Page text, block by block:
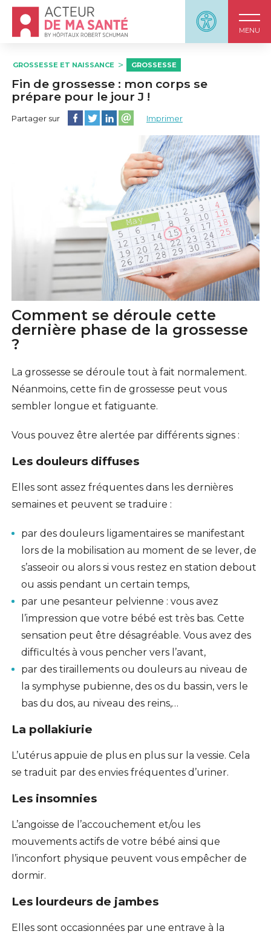
Panneau
MENU
Accueil - Acteur de ma santé, by HôpitauxRobert
GROSSESSE ET NAISSANCE GROSSESSE
Fin de grossesse : mon corps se
prépare pour le jour J !
Partager sur Partager cette page sur Facebook
Partager cette page sur Twitter
Partager cette page sur LinkedIn
Partager cette page sur email
Imprimer
Comment se déroule cette
dernière phase de la grossesse
?
La grossesse se déroule tout à fait normalement.
Néanmoins, cette fin de grossesse peut vous
sembler longue et fatiguante.
Vous pouvez être alertée par différents signes :
Les douleurs diffuses
Elles sont assez fréquentes dans les dernières
semaines et peuvent se traduire :
par des douleurs ligamentaires se manifestant
lors de la mobilisation au moment de se lever, de
s’asseoir ou alors si vous restez en station debout
ou assis pendant un certain temps,
par une pesanteur pelvienne : vous avez
l’impression que votre bébé est très bas. Cette
sensation peut être désagréable. Vous avez des
difficultés à vous pencher vers l’avant,
par des tiraillements ou douleurs au niveau de
la symphyse pubienne, des os du bassin, vers le
bas du dos, au niveau des reins,…
La pollakiurie
L’utérus appuie de plus en plus sur la vessie. Cela
se traduit par des envies fréquentes d’uriner.
Les insomnies
L’angoisse de l’accouchement et/ou les
mouvements actifs de votre bébé ainsi que
l’inconfort physique peuvent vous empêcher de
dormir.
Les lourdeurs de jambes
Elles sont occasionnées par une entrave à la